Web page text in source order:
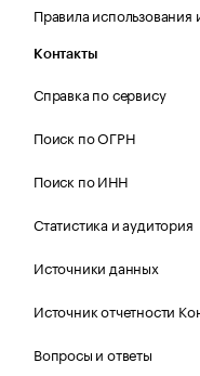
Правила
Контакты
Справка по сервису
Поиск по ОГРН
Поиск по ИНН
Статистика и аудитория
Источники данных
Источник отчетности
Вопросы и ответы